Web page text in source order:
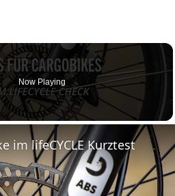
Now Playing
im lifeCYCLE Kurztest